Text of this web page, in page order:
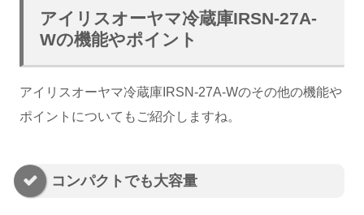
アイリスオーヤマ冷蔵庫IRSN-27A-
Wの機能やポイント
アイリスオーヤマ冷蔵庫IRSN-27A-Wのその他の機能や
ポイントについてもご紹介しますね。
コンパクトでも大容量